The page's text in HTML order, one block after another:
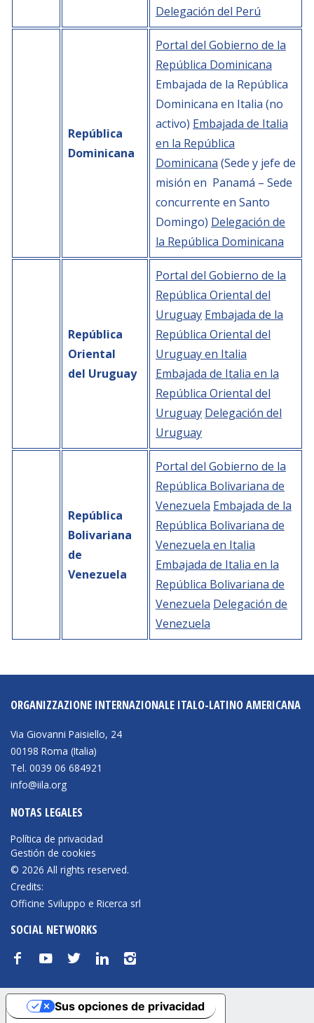
Delegación del Perú
República
Dominicana
Portal del Gobierno de la
República Dominicana
Embajada de la República
Dominicana en Italia (no
activo) Embajada de Italia
en la República
Dominicana (Sede y jefe de
misión en Panamá – Sede
concurrente en Santo
Domingo) Delegación de
la República Dominicana
República
Oriental
del Uruguay
Portal del Gobierno de la
República Oriental del
Uruguay Embajada de la
República Oriental del
Uruguay en Italia
Embajada de Italia en la
República Oriental del
Uruguay Delegación del
Uruguay
República
Bolivariana
de
Venezuela
Portal del Gobierno de la
República Bolivariana de
Venezuela Embajada de la
República Bolivariana de
Venezuela en Italia
Embajada de Italia en la
República Bolivariana de
Venezuela Delegación de
Venezuela
ORGANIZZAZIONE INTERNAZIONALE ITALO-LATINO AMERICANA
Via Giovanni Paisiello, 24
00198 Roma (Italia)
Tel. 0039 06 684921
info@iila.org
NOTAS LEGALES
Política de privacidad
Gestión de cookies
© 2026 All rights reserved.
Credits:
Officine Sviluppo e Ricerca srl
SOCIAL NETWORKS
f y t n i
Sus opciones de privacidad